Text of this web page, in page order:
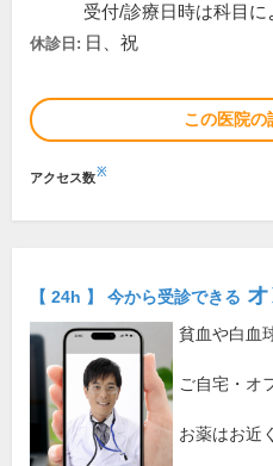
受付/診療日時は科目に
休診日: 日、祝
この医院の
アクセス数※
【 24h 】 今から受診できる
貧血や白血
ご自宅・オ
お薬はお近